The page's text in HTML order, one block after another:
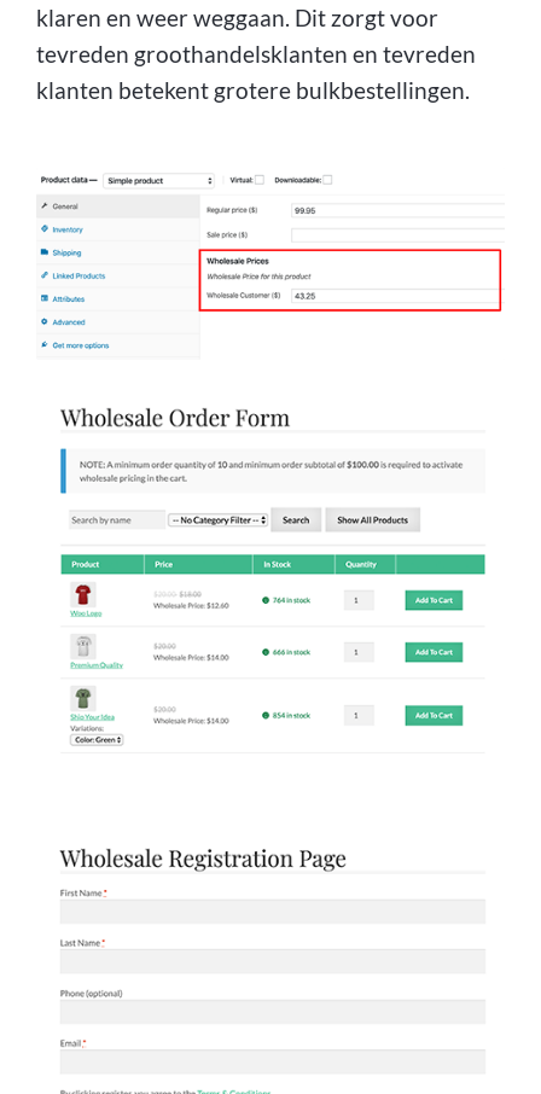
klaren en weer weggaan. Dit zorgt voor
tevreden groothandelsklanten en tevreden
klanten betekent grotere bulkbestellingen.